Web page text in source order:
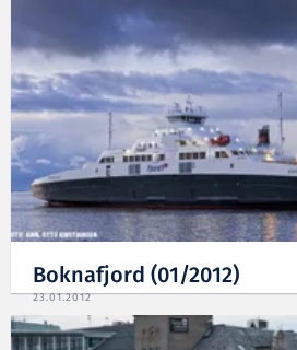
Boknafjord (01/2012)
23.01.2012